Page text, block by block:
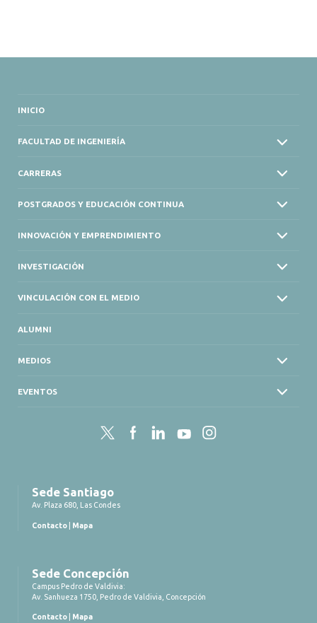
INICIO
FACULTAD DE INGENIERÍA
CARRERAS
POSTGRADOS Y EDUCACIÓN CONTINUA
INNOVACIÓN Y EMPRENDIMIENTO
INVESTIGACIÓN
VINCULACIÓN CON EL MEDIO
ALUMNI
MEDIOS
EVENTOS
Twitter FacebookLinkedInYouTubeInstagram
Sede Santiago
Av. Plaza 680, Las Condes
Contacto Mapa
Sede Concepción
Campus Pedro de Valdivia:
Av. Sanhueza 1750, Pedro de Valdivia, Concepción
Contacto Mapa